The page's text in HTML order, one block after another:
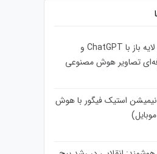
آموزش ساخت عکس لایه باز با ChatGPT و
استیک فیگور با هوش